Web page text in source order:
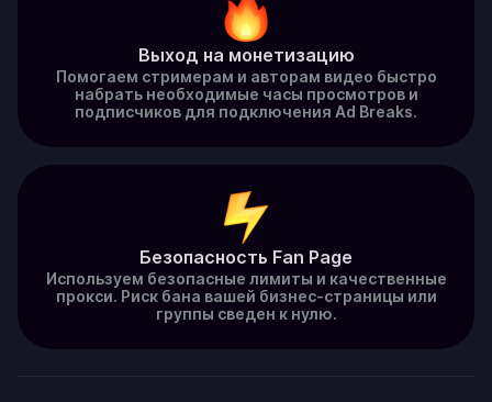
Выход на монетизацию
Помогаем стримерам и авторам видео быстро
набрать необходимые часы просмотров и
подписчиков для подключения Ad Breaks.
Безопасность Fan Page
Используем безопасные лимиты и качественные
прокси. Риск бана вашей бизнес-страницы или
группы сведен к нулю.